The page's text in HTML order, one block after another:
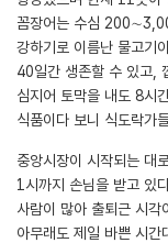
꼼장어는 수심
강하기로 이름난 물고기
40일간 생존할 수 있고,
심지어 토막을 내도 8시
식품이다 보니 식도락가
중앙시장이 시작되는 대
1시까지 손님을 받고 있
사람이 많아 출퇴근 시
아무래도 제일 바쁜 시